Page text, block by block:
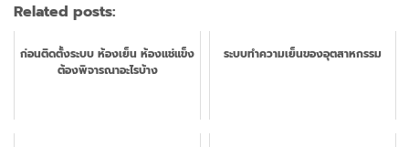
Related posts:
ก่อนติดตั้งระบบ ห้องเย็น ห้องแช่แข็ง
ต้องพิจารณาอะไรบ้าง
ระบบทำความเย็นของอุตสาหกรรม